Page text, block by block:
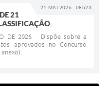
25 MAI 2026 - 08h23
21
DE 2026 Dispõe sobre a
aprovados no Concurso